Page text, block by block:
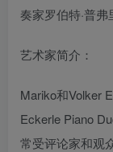
奏家罗伯特·普
艺术家简介：
Mariko和Volker
Eckerle Piano
常受评论家和观